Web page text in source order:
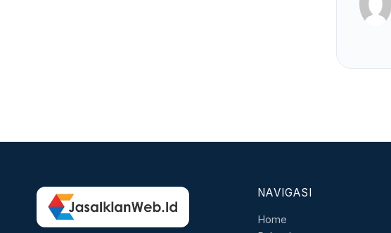
NAVIGASI
Home